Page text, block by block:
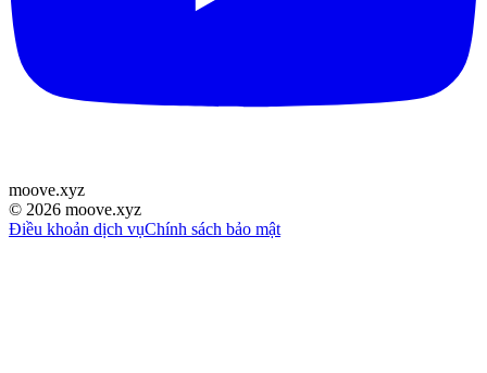
moove.xyz
© 2026 moove.xyz
Điều khoản dịch vụChính sách bảo mật